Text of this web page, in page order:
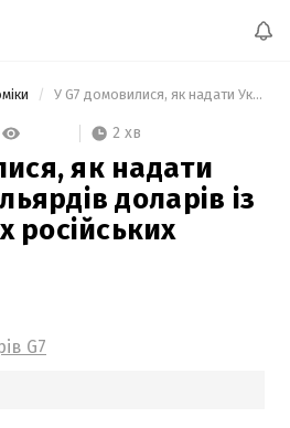
У G7 домовилися, як надати Україні 50 мільярдів доларів із заморожених російських активів
2 хв
як надати
доларів із
російських
G7